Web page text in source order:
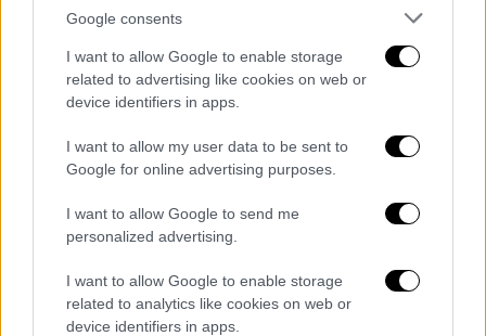
Google consents
I want to allow Google to enable storage
related to advertising like cookies on web or
device identifiers in apps.
I want to allow my user data to be sent to
Google for online advertising purposes.
I want to allow Google to send me
personalized advertising.
I want to allow Google to enable storage
related to analytics like cookies on web or
device identifiers in apps.
της έναρξης των πανελλαδικών εξετάσεων,
είναι πολύ σημαντικό ότι οι μαθητές
γνωρίζουν την ύλη στην οποία θα
εξεταστούν, καθώς και περίπου το διάστημα
το οποίο θα ξεκινήσουν οι πανελλήνιες.
«Είναι πολύ σημαντικό ότι τα παιδιά μας
πρόθεση είναι να ξεκινήσουν μέσα Ιουνίου
και ιδανικά να έχουν τελειώσει 15 Ιουλίου.
Ξέρουν περίπου το χρονικό περιθώριο μέσα
στο οποίο θα γίνουν οι εξετάσεις».